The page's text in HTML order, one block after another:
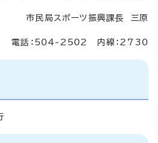
市民局スポーツ振興課長 三原
電話：504-2502 内線：2730